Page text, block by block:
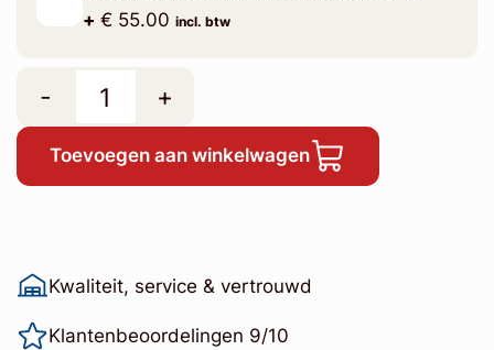
+ € 55.00 incl. btw
- +
Toevoegen aan winkelwagen
Kwaliteit, service & vertrouwd
Klantenbeoordelingen 9/10